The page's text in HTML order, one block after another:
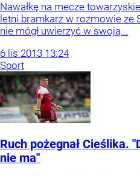
Nawałkę na mecze
letni bramkarz w rozmowie ze
nie mógł uwierzyć w swoją...
6 lis 2013 13:24
Sport
Ruch pożegnał Cieślika.
nie ma"